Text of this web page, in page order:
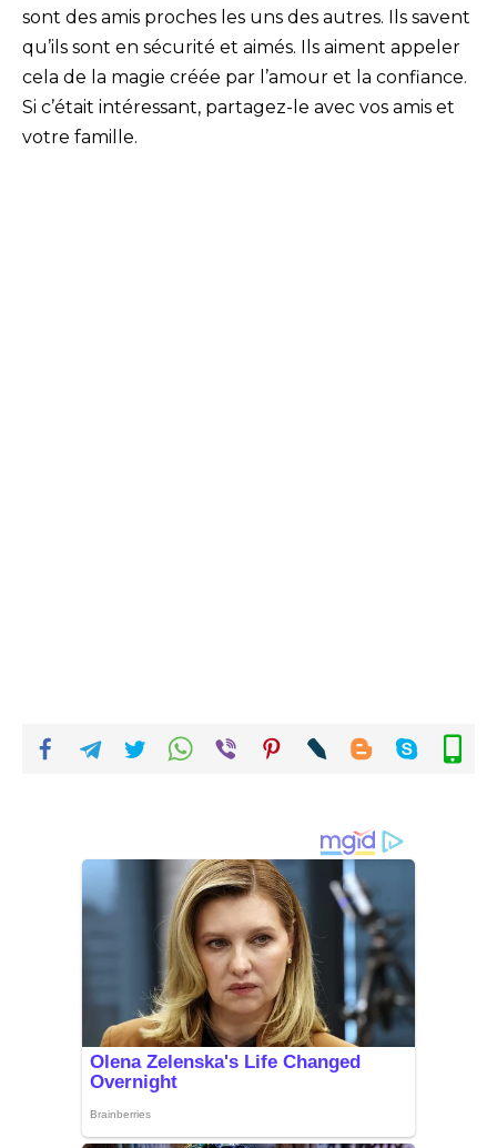
sont des amis proches les uns des autres. Ils savent
qu’ils sont en sécurité et aimés. Ils aiment appeler
cela de la magie créée par l’amour et la confiance.
Si c’était intéressant, partagez-le avec vos amis et
votre famille.